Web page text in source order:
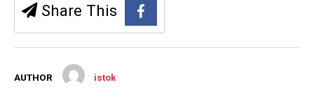
Share This
AUTHOR istok